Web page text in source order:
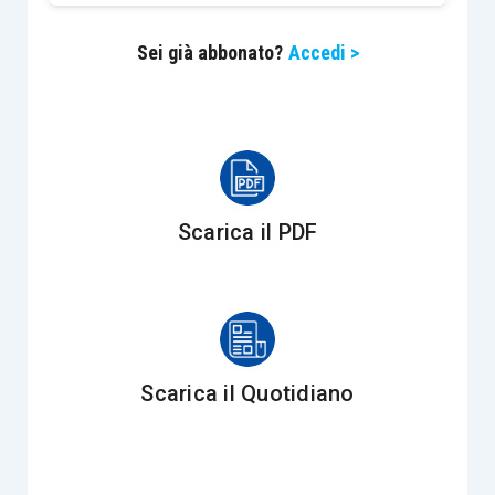
Detto ciò, non vi è dubbio che il tema più delicato
, detta dei criteri che
agevole applicare ai casi concreti.
in questionesono sostanzialmente 3
ovvero prima si verifica se il primo è applicabile,
poi se questo non è applicabile si utilizza il
Sei già abbonato? Accedi >
Scarica il PDF
Scarica il Quotidiano